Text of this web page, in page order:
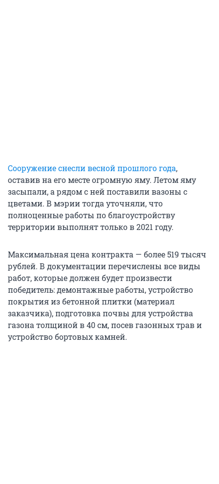
Сооружение снесли весной прошлого года,
оставив на его месте огромную яму. Летом яму
засыпали, а рядом с ней поставили вазоны с
цветами. В мэрии тогда уточняли, что
полноценные работы по благоустройству
территории выполнят только в 2021 году.
Максимальная цена контракта — более 519 тысяч
рублей. В документации перечислены все виды
работ, которые должен будет произвести
победитель: демонтажные работы, устройство
покрытия из бетонной плитки (материал
заказчика), подготовка почвы для устройства
газона толщиной в 40 см, посев газонных трав и
устройство бортовых камней.